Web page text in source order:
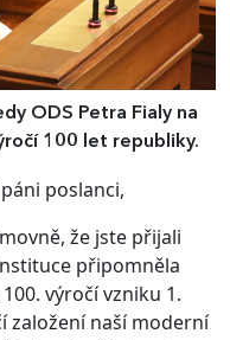
ODS Petra Fialy na
100 let republiky.
poslanci,
že jste přijali
připomněla
výročí vzniku 1.
založení naší moderní